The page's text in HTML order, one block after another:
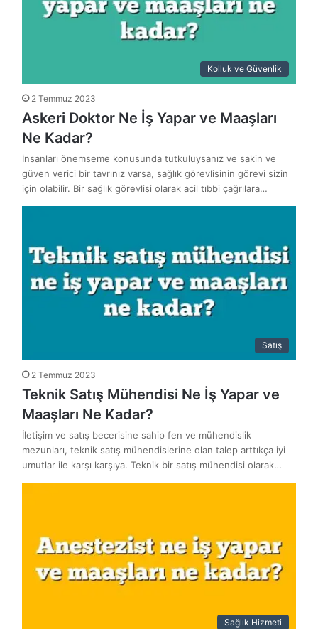
Kolluk ve Güvenlik
2 Temmuz 2023
Askeri Doktor Ne İş Yapar ve Maaşları
Ne Kadar?
İnsanları önemseme konusunda tutkuluysanız ve sakin ve
güven verici bir tavrınız varsa, sağlık görevlisinin görevi sizin
için olabilir. Bir sağlık görevlisi olarak acil tıbbi çağrılara…
Satış
2 Temmuz 2023
Teknik Satış Mühendisi Ne İş Yapar ve
Maaşları Ne Kadar?
İletişim ve satış becerisine sahip fen ve mühendislik
mezunları, teknik satış mühendislerine olan talep arttıkça iyi
umutlar ile karşı karşıya. Teknik bir satış mühendisi olarak…
Sağlık Hizmeti